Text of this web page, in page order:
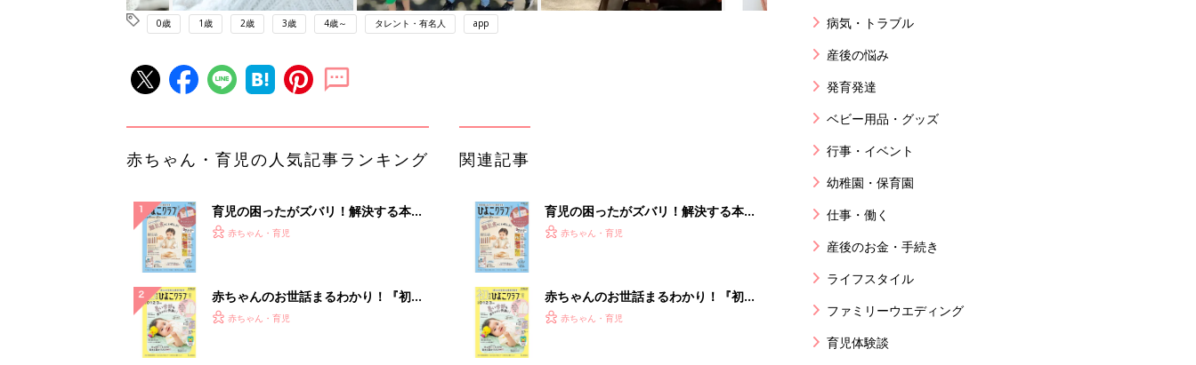
0歳 1歳 2歳 3歳 4歳～ タレント・有名人 app
赤ちゃん・育児の人気記事ランキング
育児の困ったがズバリ！解決する本
『ひよこクラブ 秋号』 4カ月～2才
赤ちゃん・育児
赤ちゃんのお世話まるわかり！『初め
てのひよこクラブ 夏号』〈巻頭大特
赤ちゃん・育児
関連記事
育児の困ったがズバリ！解決する本
『ひよこクラブ 秋号』 4カ月～2才
赤ちゃん・育児
赤ちゃんのお世話まるわかり！『初め
てのひよこクラブ 夏号』〈巻頭大特
赤ちゃん・育児
病気・トラブル
産後の悩み
発育発達
ベビー用品・グッズ
行事・イベント
幼稚園・保育園
仕事・働く
産後のお金・手続き
ライフスタイル
ファミリーウエディング
育児体験談